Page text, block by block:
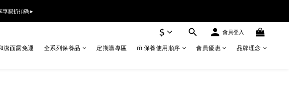
會員領800折價卷
專屬折扣碼 ▸
$ 會員登入
潔面露免運 全系列保養品 定期購專區 m̄ 保養使用順序 會員優惠 品牌理念